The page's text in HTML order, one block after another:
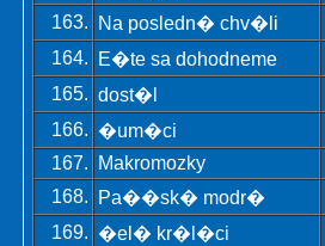
163.
Na posledn� chv�li
164.
E�te sa dohodneme
165. dost�l
166. �um�ci
167.
Makromozky
168.
Pa��sk� modr�
169. �el� kr�l�ci